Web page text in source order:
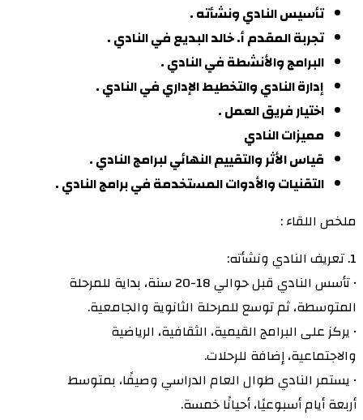
تأسيس النادي ونشأته .
تجربة المقدم أ. خالد البديع في النادي .
البرامج والأنشطة في النادي .
إدارة النادي والتخطيط الإداري في النادي .
اختيار فريق العمل .
مميزات النادي
قياس الأثر والتقييم النهائي لبرامج النادي .
التقنيات والأدوات المستخدمة في برامج النادي .
ملخص اللقاء :
1. تعريف النادي ونشأته:
• تأسس النادي قبل حوالي 18-20 سنة، بداية للمرحلة
المتوسطة، ثم توسع للمرحلة الثانوية والجامعية.
• يركز على البرامج القيمية، الثقافية، الرياضية
والاجتماعية، إضافة للرحلات.
• يستمر النادي طوال العام الدراسي وصيفًا، بمتوسط
أربعة أيام أسبوعيًا، أحيانًا خمسة.